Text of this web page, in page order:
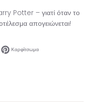
Potter – γιατί όταν το
απογειώνεται!
Facebook
στο Twitter
ΚαρφίτσωμαΚαρφίτσωμα στο